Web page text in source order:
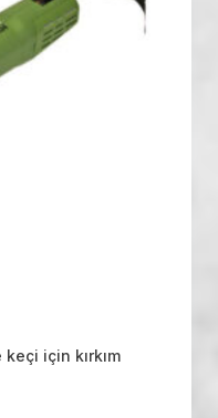
için kırkım